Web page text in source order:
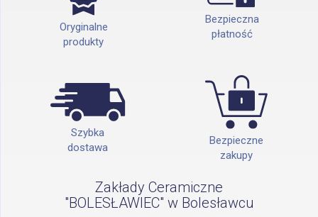
Oryginalne
produkty
Bezpieczna
płatność
Szybka
dostawa
Bezpieczne
zakupy
Zakłady Ceramiczne
"BOLESŁAWIEC" w Bolesławcu